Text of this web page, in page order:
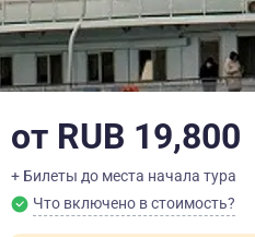
от RUB 19,800
+ Билеты до места начала тура
Что включено в стоимость?